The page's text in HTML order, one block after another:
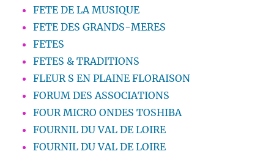
FETE DE LA MUSIQUE
FETE DES GRANDS-MERES
FETES
FETES & TRADITIONS
FLEUR S EN PLAINE FLORAISON
FORUM DES ASSOCIATIONS
FOUR MICRO ONDES TOSHIBA
FOURNIL DU VAL DE LOIRE
FOURNIL DU VAL DE LOIRE